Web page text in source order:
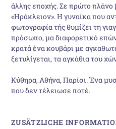
άλλης εποχής. Σε πρώτο πλάνο
«Ηράκλειον». Η γυναίκα που
φωτογραφία τής θυμίζει τη
πρόσωπο, μα διαφορετικό
κρατά ένα κουβάρι με
ξετυλίγεται, τα αγκάθια του
Κύθηρα, Αθήνα, Παρίσι. Ένα
που δεν τέλειωσε ποτέ.
ZUSÄTZLICHE